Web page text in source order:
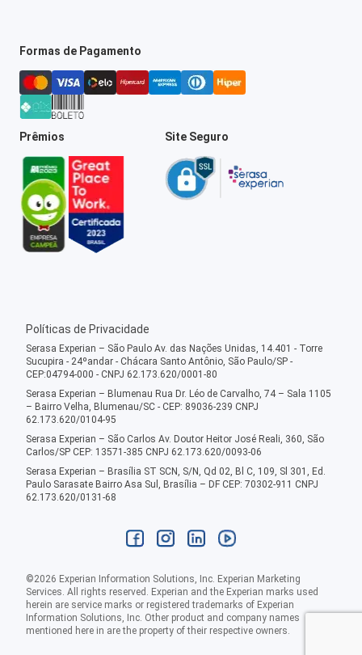
Formas de Pagamento
Prêmios Site Seguro
Políticas de Privacidade
Serasa Experian – São Paulo Av. das Nações Unidas, 14.401 - Torre
Sucupira - 24ºandar - Chácara Santo Antônio, São Paulo/SP -
CEP:04794-000 - CNPJ 62.173.620/0001-80
Serasa Experian – Blumenau Rua Dr. Léo de Carvalho, 74 – Sala 1105
– Bairro Velha, Blumenau/SC - CEP: 89036-239 CNPJ
62.173.620/0104-95
Serasa Experian – São Carlos Av. Doutor Heitor José Reali, 360, São
Carlos/SP CEP: 13571-385 CNPJ 62.173.620/0093-06
Serasa Experian – Brasília ST SCN, S/N, Qd 02, Bl C, 109, Sl 301, Ed.
Paulo Sarasate Bairro Asa Sul, Brasília – DF CEP: 70302-911 CNPJ
62.173.620/0131-68
©2026 Experian Information Solutions, Inc. Experian Marketing
Services. All rights reserved. Experian and the Experian marks used
herein are service marks or registered trademarks of Experian
Information Solutions, Inc. Other product and company names
mentioned here in are the property of their respective owners.